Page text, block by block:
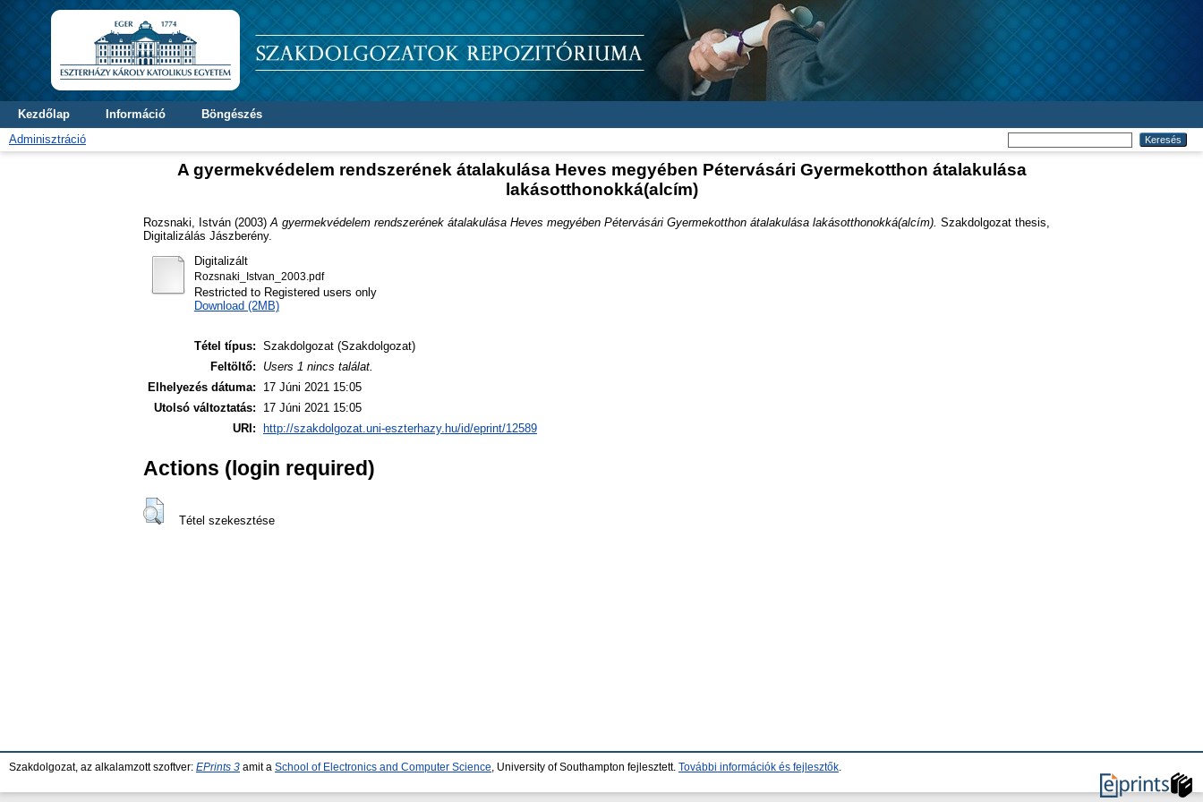
Kezdőlap Információ
Böngészés
Adminisztráció
A gyermekvédelem rendszerének átalakulása Heves megyében Pétervásári Gyermekotthon átalakulása
lakásotthonokká(alcím)
Rozsnaki, István (2003) A gyermekvédelem rendszerének átalakulása Heves megyében Pétervásári Gyermekotthon átalakulása lakásotthonokká(alcím). Szakdolgozat thesis,
Digitalizálás Jászberény.
Digitalizált
Rozsnaki_Istvan_2003.pdf
Restricted to Registered users only
Download (2MB)
Tétel típus: Szakdolgozat (Szakdolgozat)
Feltöltő:
Users 1 nincs találat.
Elhelyezés dátuma:
17 Júni 2021 15:05
Utolsó változtatás:
17 Júni 2021 15:05
URI:
http://szakdolgozat.uni-eszterhazy.hu/id/eprint/12589
Actions (login required)
Tétel szekesztése
Szakdolgozat, az alkalamzott szoftver: EPrints 3 amit a School of Electronics and Computer Science , University of Southampton fejlesztett. További információk és fejlesztők